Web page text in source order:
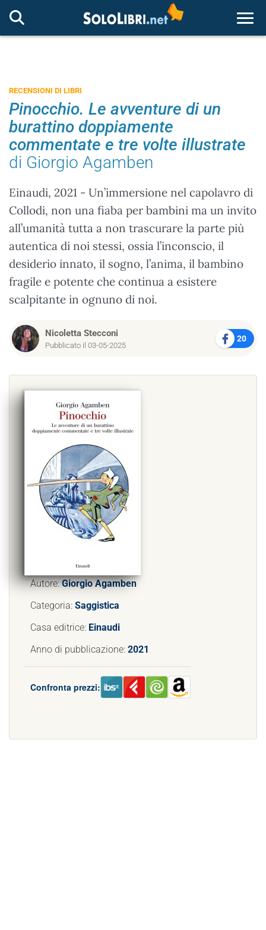
RECENSIONI DI LIBRI
Pinocchio. Le avventure di un
burattino doppiamente
commentate e tre volte illustrate
di Giorgio Agamben
Einaudi, 2021 - Un’immersione nel capolavro di
Collodi, non una fiaba per bambini ma un invito
all’umanità tutta a non trascurare la parte più
autentica di noi stessi, ossia l’inconscio, il
desiderio innato, il sogno, l’anima, il bambino
fragile e potente che continua a esistere
scalpitante in ognuno di noi.
Nicoletta Stecconi
Pubblicato il 03-05-2025
20
Autore:Giorgio Agamben
Categoria: Saggistica
Casa editrice: Einaudi
Anno di pubblicazione: 2021
Confronta prezzi: